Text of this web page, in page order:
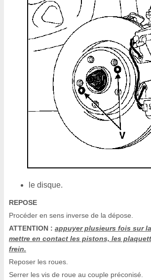
le disque.
REPOSE
Procéder en sens inverse de la dépose.
ATTENTION : appuyer plusieurs fois sur
mettre en contact les pistons, les
frein.
Reposer les roues.
Serrer les vis de roue au couple préconisé.